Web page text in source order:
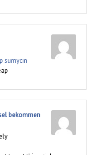
sumycin
bekommen